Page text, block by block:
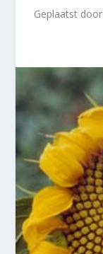
Geplaatst door